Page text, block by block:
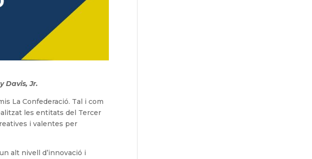
Davis, Jr.
La Confederació. Tal i com
les entitats del Tercer
i valentes per
alt nivell d’innovació i